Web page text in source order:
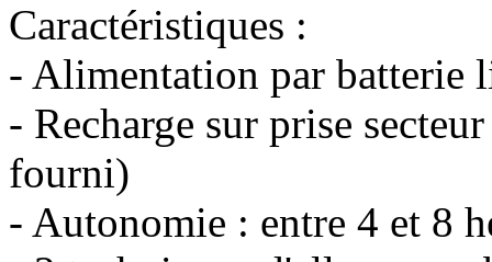
Caractéristiques :
- Alimentation par
- Recharge sur prise
fourni)
- Autonomie : entre 4 et 8